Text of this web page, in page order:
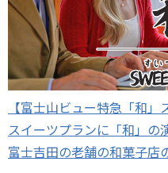
【富士山ビュー特急「和
スイーツプランに「和」の
富士吉田の老舗の和菓子店